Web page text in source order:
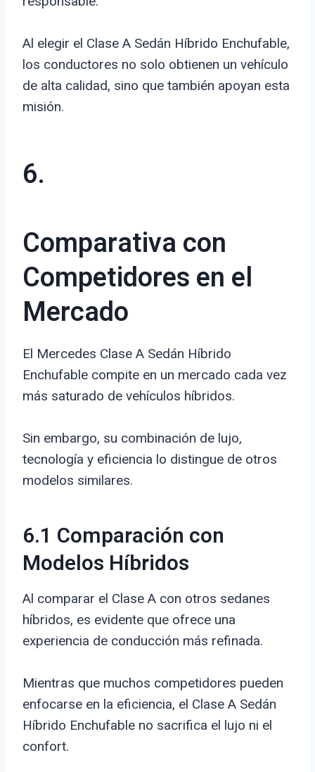
Al elegir el Clase A Sedán Híbrido Enchufable,
los conductores no solo obtienen un vehículo
de alta calidad, sino que también apoyan esta
misión.
6.
Comparativa con
Competidores en el
Mercado
El Mercedes Clase A Sedán Híbrido
Enchufable compite en un mercado cada vez
más saturado de vehículos híbridos.
Sin embargo, su combinación de lujo,
tecnología y eficiencia lo distingue de otros
modelos similares.
6.1 Comparación con
Modelos Híbridos
Al comparar el Clase A con otros sedanes
híbridos, es evidente que ofrece una
experiencia de conducción más refinada.
Mientras que muchos competidores pueden
enfocarse en la eficiencia, el Clase A Sedán
Híbrido Enchufable no sacrifica el lujo ni el
confort.